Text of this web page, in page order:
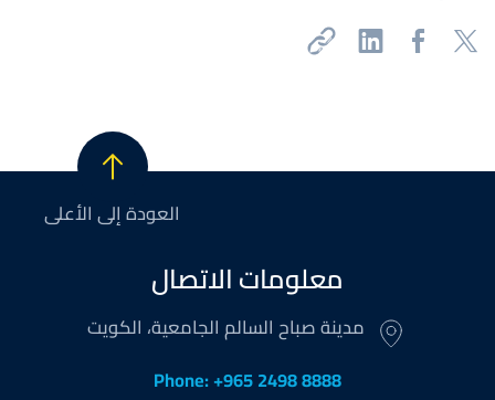
العودة إلى الأعلى
معلومات الاتصال
مدينة صباح السالم الجامعية، الكويت
Phone: +965 2498 8888